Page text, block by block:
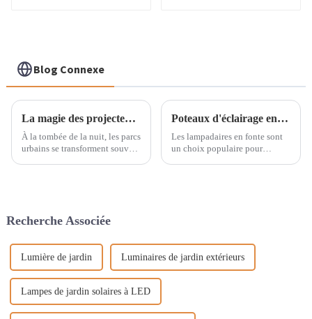
Blog Connexe
La magie des projecteurs dans l'éclairage des parcs : sublimer la beauté nocturne
À la tombée de la nuit, les parcs
urbains se transforment souvent
cette transformation…
Poteaux d'éclairage en fonte
Les lampadaires en fonte sont
un choix populaire pour
Recherche Associée
Lumière de jardin Luminaires de jardin extérieurs
Lampes de jardin solaires à LED